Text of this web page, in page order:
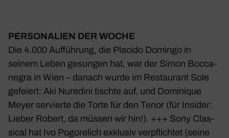
PERSO­NA­LIEN DER WOCHE
Die 4.000 Auffüh­rung, die Placido Domingo in
seinem Leben gesungen hat, war der Simon Bocca­
negra in Wien – danach wurde im Restau­rant Sole
gefeiert: Aki Nure­dini tischte auf, und Domi­nique
Meyer servierte die Torte für den Tenor (für Insider:
Lieber Robert, da müssen wir hin!). +++ Sony Clas­
sical hat Ivo Pogo­re­lich exklusiv verpflichtet (seine